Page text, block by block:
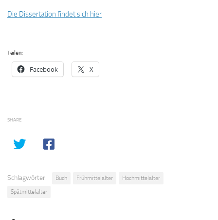
Die Dissertation findet sich hier
Teilen:
Facebook X
SHARE
Schlagwörter: Buch Frühmittelalter
Hochmittelalter
Spätmittelalter